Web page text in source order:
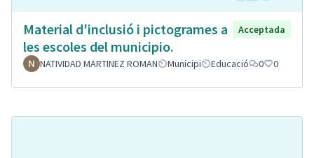
Material d'inclusió i pictogrames a
les escoles del municipio.
Acceptada
NATIVIDAD MARTINEZ ROMAN Municipi Educació 0 0